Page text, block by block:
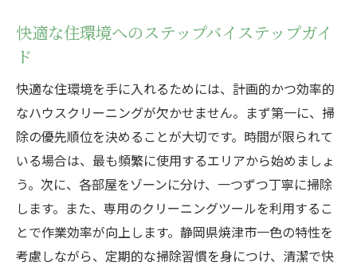
快適な住環境へのステップバイステップガイ
ド
快適な住環境を手に入れるためには、計画的かつ効率的
なハウスクリーニングが欠かせません。まず第一に、掃
除の優先順位を決めることが大切です。時間が限られて
いる場合は、最も頻繁に使用するエリアから始めましょ
う。次に、各部屋をゾーンに分け、一つずつ丁寧に掃除
します。また、専用のクリーニングツールを利用するこ
とで作業効率が向上します。静岡県焼津市一色の特性を
考慮しながら、定期的な掃除習慣を身につけ、清潔で快